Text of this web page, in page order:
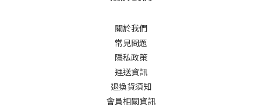
關於我們
常見問題
隱私政策
運送資訊
退換貨須知
會員相關資訊